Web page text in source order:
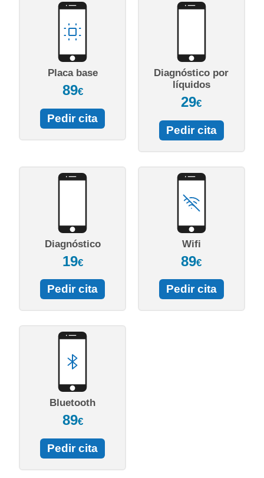
Placa base
89€
Pedir cita
Diagnóstico por
líquidos
29€
Pedir cita
Diagnóstico
19€
Pedir cita
Wifi
89€
Pedir cita
Bluetooth
89€
Pedir cita